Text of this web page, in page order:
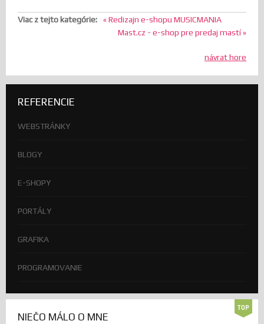
Viac z tejto kategórie:
« Redizajn e-shopu MUSICMANIA
Mast.cz - e-shop pre predaj mastí »
návrat hore
REFERENCIE
WEBSTRÁNKY
BLOGY
E-SHOPY
PORTÁLY
GRAFIKA
PROGRAMOVANIE
NIEČO MÁLO O MNE